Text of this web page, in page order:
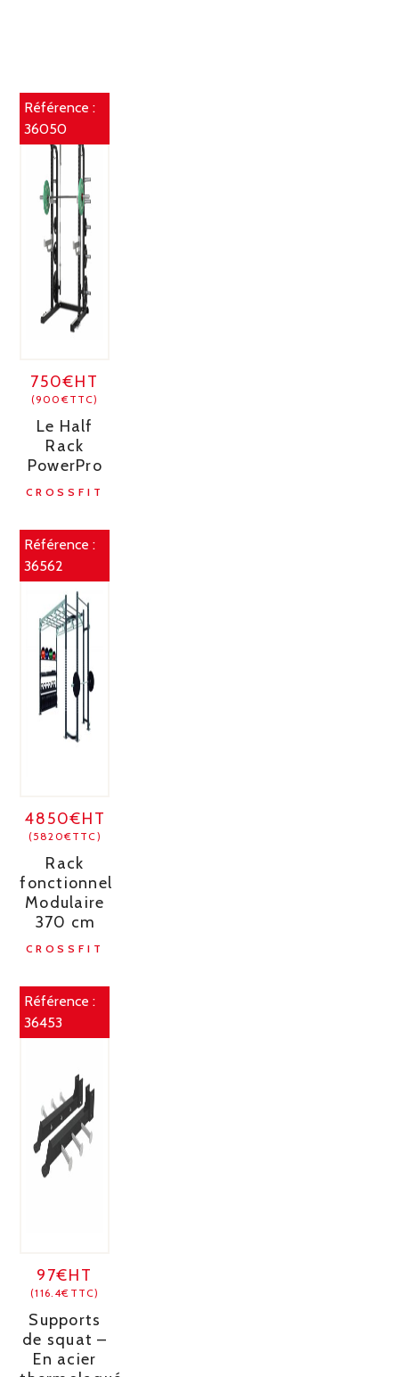
Référence :
36050
750€HT
(900€TTC)
Le Half
Rack
PowerPro
CROSSFIT
Référence :
36562
4850€HT
(5820€TTC)
Rack
fonctionnel
Modulaire
370 cm
CROSSFIT
Référence :
36453
97€HT
(116.4€TTC)
Supports
de squat –
En acier